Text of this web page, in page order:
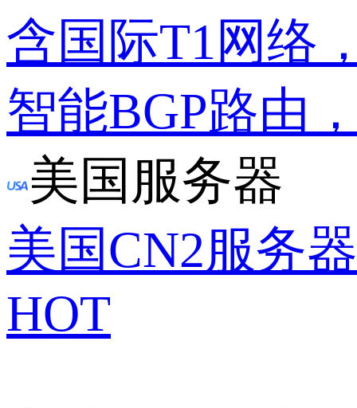
含国际T1网络
智能BGP路由
美国服务器
美国CN2服务器
HOT